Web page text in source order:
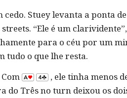
cedo. Stuey levanta a ponta
“Ele é um
para o céu por um
tudo o que lhe resta.
, ele tinha menos
do Três no turn deixou os